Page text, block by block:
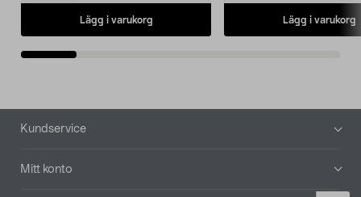
Lägg i varukorg Lägg i varukorg
Sidfot
Kundservice
Mitt konto